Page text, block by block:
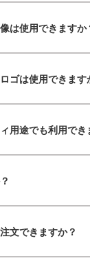
は使用できますか
ゴは使用できます
用途でも利用でき
文できますか？